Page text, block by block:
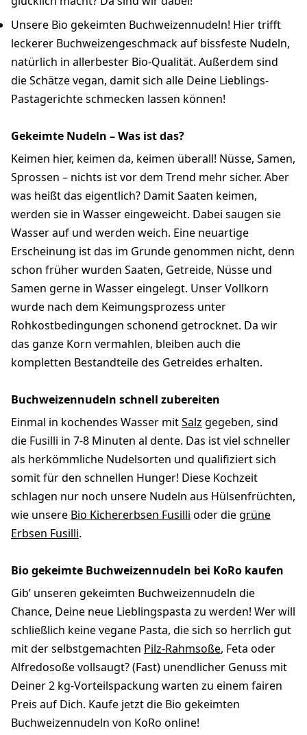
Unsere Bio gekeimten Buchweizennudeln! Hier trifft
leckerer Buchweizengeschmack auf bissfeste Nudeln,
natürlich in allerbester Bio-Qualität. Außerdem sind
die Schätze vegan, damit sich alle Deine Lieblings-
Pastagerichte schmecken lassen können!
Gekeimte Nudeln – Was ist das?
Keimen hier, keimen da, keimen überall! Nüsse, Samen,
Sprossen – nichts ist vor dem Trend mehr sicher. Aber
was heißt das eigentlich? Damit Saaten keimen,
werden sie in Wasser eingeweicht. Dabei saugen sie
Wasser auf und werden weich. Eine neuartige
Erscheinung ist das im Grunde genommen nicht, denn
schon früher wurden Saaten, Getreide, Nüsse und
Samen gerne in Wasser eingelegt. Unser Vollkorn
wurde nach dem Keimungsprozess unter
Rohkostbedingungen schonend getrocknet. Da wir
das ganze Korn vermahlen, bleiben auch die
kompletten Bestandteile des Getreides erhalten.
Buchweizennudeln schnell zubereiten
Einmal in kochendes Wasser mitSalz gegeben, sind
die Fusilli in 7-8 Minuten al dente. Das ist viel schneller
als herkömmliche Nudelsorten und qualifiziert sich
somit für den schnellen Hunger! Diese Kochzeit
schlagen nur noch unsere Nudeln aus Hülsenfrüchten,
wie unsere Bio Kichererbsen Fusilli oder diegrüne
Erbsen Fusilli.
Bio gekeimte Buchweizennudeln bei KoRo kaufen
Gib’ unseren gekeimten Buchweizennudeln die
Chance, Deine neue Lieblingspasta zu werden! Wer will
schließlich keine vegane Pasta, die sich so herrlich gut
mit der selbstgemachten Pilz-Rahmsoße, Feta oder
Alfredosoße vollsaugt? (Fast) unendlicher Genuss mit
Deiner 2 kg-Vorteilspackung warten zu einem fairen
Preis auf Dich. Kaufe jetzt die Bio gekeimten
Buchweizennudeln von KoRo online!